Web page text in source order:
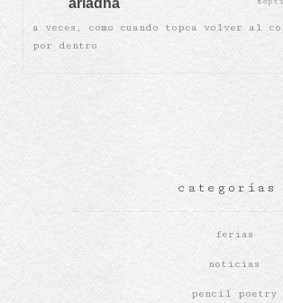
ariadna
a veces, como cuando topca volver al
por dentro
categorías
ferias
noticias
pencil poetry